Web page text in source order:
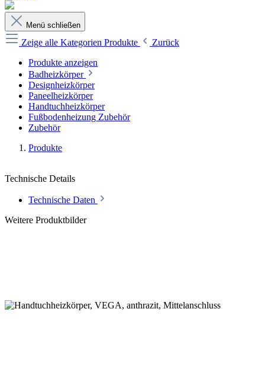
Menü schließen
Zeige alle Kategorien Produkte
Zurück
Produkte anzeigen
Badheizkörper
Designheizkörper
Paneelheizkörper
Handtuchheizkörper
Fußbodenheizung Zubehör
Zubehör
Produkte
Technische Details
Technische Daten
Weitere Produktbilder